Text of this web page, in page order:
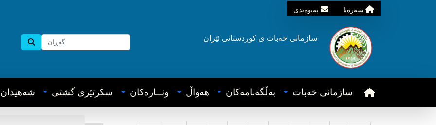
سه‌ره‌تا په‌یوه‌ندی
سازمانی خه‌بات ی کوردستانی ئێران
سازمانی خه‌بات به‌ڵگه‌نامه‌کان هه‌واڵ وتــاره‌کان سکرتێری گشتی شه‌هیدان